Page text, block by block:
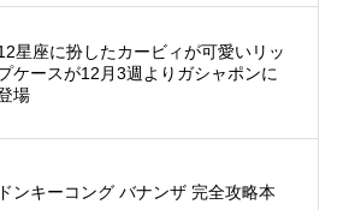
星座に扮したカービィが可愛いリッ
ケースが12月3週よりガシャポンに
場
ドンキーコング バナンザ 完全攻略本